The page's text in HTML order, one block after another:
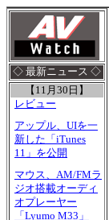
◇ 最新ニュース ◇
【11月30日】
レビュー
アップル、UIを一
新した「iTunes
11」を公開
マウス、AM/FMラ
ジオ搭載オーディ
オプレーヤー
「Lyumo M33」